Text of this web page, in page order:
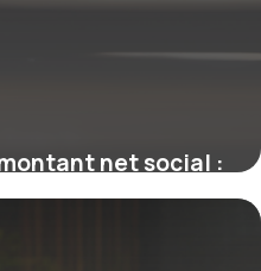
net social :